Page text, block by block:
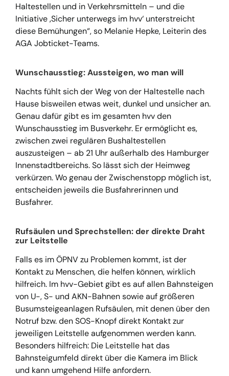
Haltestellen und in Verkehrsmitteln – und die
Initiative ‚Sicher unterwegs im hvv‘ unterstreicht
diese Bemühungen“, so Melanie Hepke, Leiterin des
AGA Jobticket-Teams.
Wunschausstieg: Aussteigen, wo man will
Nachts fühlt sich der Weg von der Haltestelle nach
Hause bisweilen etwas weit, dunkel und unsicher an.
Genau dafür gibt es im gesamten hvv den
Wunschausstieg im Busverkehr. Er ermöglicht es,
zwischen zwei regulären Bushaltestellen
auszusteigen – ab 21 Uhr außerhalb des Hamburger
Innenstadtbereichs. So lässt sich der Heimweg
verkürzen. Wo genau der Zwischenstopp möglich ist,
entscheiden jeweils die Busfahrerinnen und
Busfahrer.
Rufsäulen und Sprechstellen: der direkte Draht
zur Leitstelle
Falls es im ÖPNV zu Problemen kommt, ist der
Kontakt zu Menschen, die helfen können, wirklich
hilfreich. Im hvv-Gebiet gibt es auf allen Bahnsteigen
von U-, S- und AKN-Bahnen sowie auf größeren
Busumsteigeanlagen Rufsäulen, mit denen über den
Notruf bzw. den SOS-Knopf direkt Kontakt zur
jeweiligen Leitstelle aufgenommen werden kann.
Besonders hilfreich: Die Leitstelle hat das
Bahnsteigumfeld direkt über die Kamera im Blick
und kann umgehend Hilfe anfordern.